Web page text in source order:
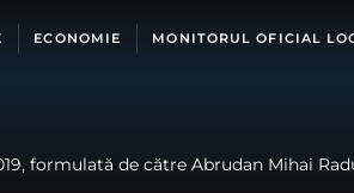
ECONOMIE MONITORUL OFICIAL
formulată de către Abrudan Mihai